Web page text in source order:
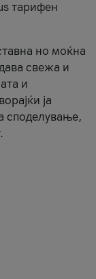
тарифен
но моќна
свежа и
и
ја
споделување,